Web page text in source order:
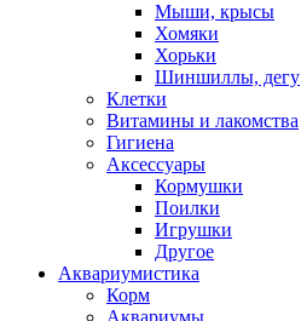
Мыши, крысы
Хомяки
Хорьки
Шиншиллы, дегу
Клетки
Витамины и лакомства
Гигиена
Аксессуары
Кормушки
Поилки
Игрушки
Другое
Аквариумистика
Корм
Аквариумы